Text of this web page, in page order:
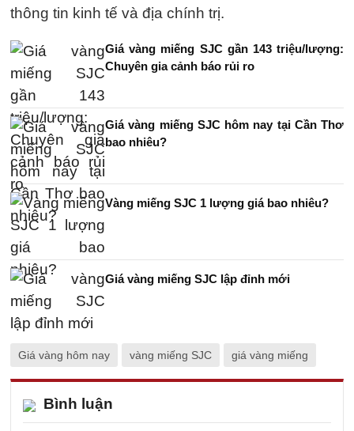
thông tin kinh tế và địa chính trị.
Giá vàng miếng SJC gần 143 triệu/lượng:
Chuyên gia cảnh báo rủi ro
Giá vàng miếng SJC hôm nay tại Cần Thơ
bao nhiêu?
Vàng miếng SJC 1 lượng giá bao nhiêu?
Giá vàng miếng SJC lập đỉnh mới
Giá vàng hôm nay vàng miếng SJC giá vàng miếng
Bình luận